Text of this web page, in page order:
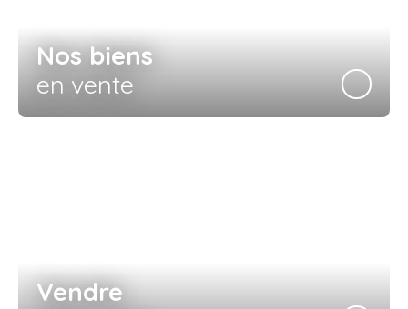
Nos biens
en vente
Vendre